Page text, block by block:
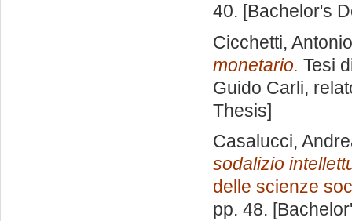
40. [Bachelor's
Cicchetti, Antonio
monetario. Tesi
Guido Carli,
Thesis]
Casalucci,
sodalizio
delle scienze
pp. 48.